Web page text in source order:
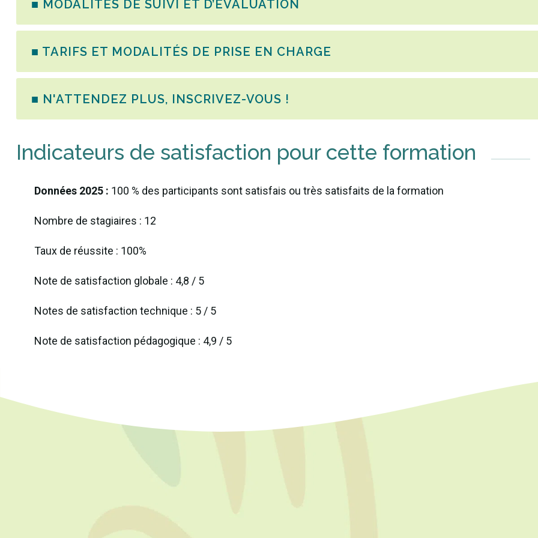
■ MODALITÉS DE SUIVI ET D’ÉVALUATION
■ TARIFS ET MODALITÉS DE PRISE EN CHARGE
■ N'ATTENDEZ PLUS, INSCRIVEZ-VOUS !
Indicateurs de satisfaction pour cette formation
Données 2025 : 100 % des participants sont satisfais ou très satisfaits de la formation
Nombre de stagiaires : 12
Taux de réussite : 100%
Note de satisfaction globale : 4,8 / 5
Notes de satisfaction technique : 5 / 5
Note de satisfaction pédagogique : 4,9 / 5
spécialisé en agro-transformation.
Se former en présentiel